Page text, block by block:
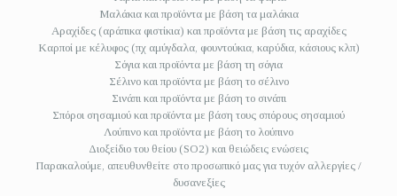
Μαλάκια και προϊόντα με βάση τα μαλάκια
Αραχίδες (αράπικα φιστίκια) και προϊόντα με βάση τις αραχίδες
Καρποί με κέλυφος (πχ αμύγδαλα, φουντούκια, καρύδια, κάσιους κλπ)
Σόγια και προϊόντα με βάση τη σόγια
Σέλινο και προϊόντα με βάση το σέλινο
Σινάπι και προϊόντα με βάση το σινάπι
Σπόροι σησαμιού και προϊόντα με βάση τους σπόρους σησαμιού
Λούπινο και προϊόντα με βάση το λούπινο
Διοξείδιο του θείου (SO2) και θειώδεις ενώσεις
Παρακαλούμε, απευθυνθείτε στο προσωπικό μας για τυχόν αλλεργίες /
δυσανεξίες